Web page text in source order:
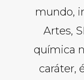
mundo,
Artes,
química
caráter,